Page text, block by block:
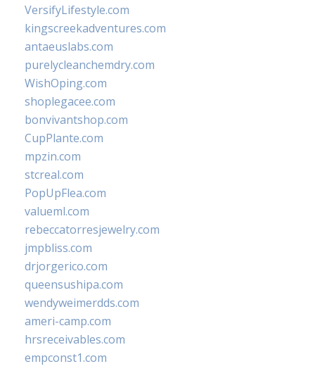
VersifyLifestyle.com
kingscreekadventures.com
antaeuslabs.com
purelycleanchemdry.com
WishOping.com
shoplegacee.com
bonvivantshop.com
CupPlante.com
mpzin.com
stcreal.com
PopUpFlea.com
valueml.com
rebeccatorresjewelry.com
jmpbliss.com
drjorgerico.com
queensushipa.com
wendyweimerdds.com
ameri-camp.com
hrsreceivables.com
empconst1.com